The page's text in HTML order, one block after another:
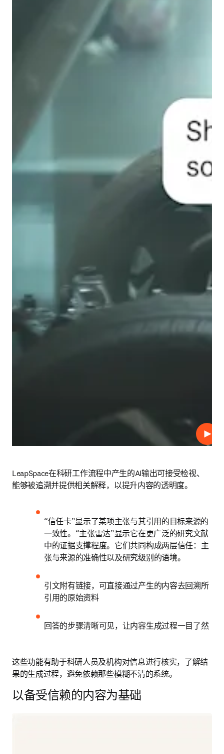
播放
LeapSpace在科研工作流程中产生的AI输出可接受检视、
能够被追溯并提供相关解释，以提升内容的透明度。
“信任卡”显示了某项主张与其引用的目标来源的
一致性。“主张雷达”显示它在更广泛的研究文献
中的证据支撑程度。它们共同构成两层信任：主
张与来源的准确性以及研究级别的语境。
引文附有链接，可直接通过产生的内容去回溯所
引用的原始资料
回答的步骤清晰可见，让内容生成过程一目了然
这些功能有助于科研人员及机构对信息进行核实，了解结
果的生成过程，避免依赖那些模糊不清的系统。
以备受信赖的内容为基础